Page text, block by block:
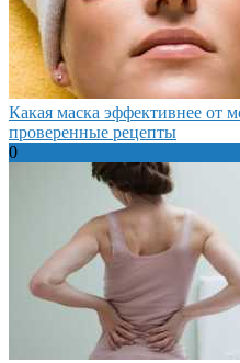
Какая маска эффективнее от
проверенные рецепты
0